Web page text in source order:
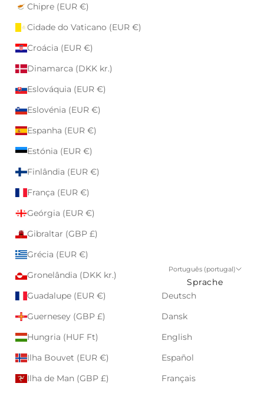
Chipre (EUR €)
Cidade do Vaticano (EUR €)
Croácia (EUR €)
Dinamarca (DKK kr.)
Eslováquia (EUR €)
Eslovénia (EUR €)
Espanha (EUR €)
Estónia (EUR €)
Finlândia (EUR €)
França (EUR €)
Geórgia (EUR €)
Gibraltar (GBP £)
Grécia (EUR €)
Gronelândia (DKK kr.)
Guadalupe (EUR €)
Guernesey (GBP £)
Hungria (HUF Ft)
Ilha Bouvet (EUR €)
Ilha de Man (GBP £)
Português (portugal)
Sprache
Deutsch
Dansk
English
Español
Français